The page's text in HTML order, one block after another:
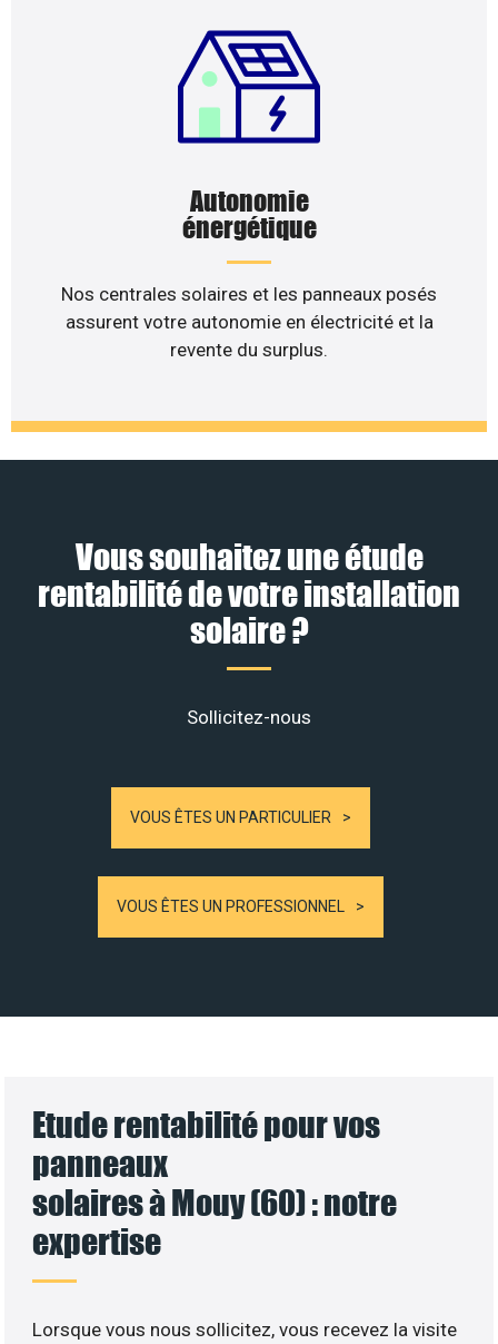
Autonomie
énergétique
Nos centrales solaires et les panneaux posés
assurent votre autonomie en électricité et la
revente du surplus.
Vous souhaitez une étude
rentabilité de votre installation
solaire ?
Sollicitez-nous
VOUS ÊTES UN PARTICULIER
VOUS ÊTES UN PROFESSIONNEL
Etude rentabilité pour vos
panneaux
solaires à Mouy (60) : notre
expertise
Lorsque vous nous sollicitez, vous recevez la visite